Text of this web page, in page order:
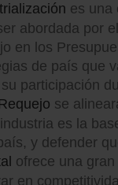
es una
abordada por
en los
de país que
participación
se
es la
y defender
ofrece una
en